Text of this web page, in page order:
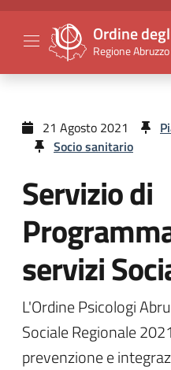
Ordine
Regione Abruzzo
21 Agosto 2021
Socio sanitario
Servizio di
servizi
L'Ordine Psicologi
Sociale Regionale
prevenzione e